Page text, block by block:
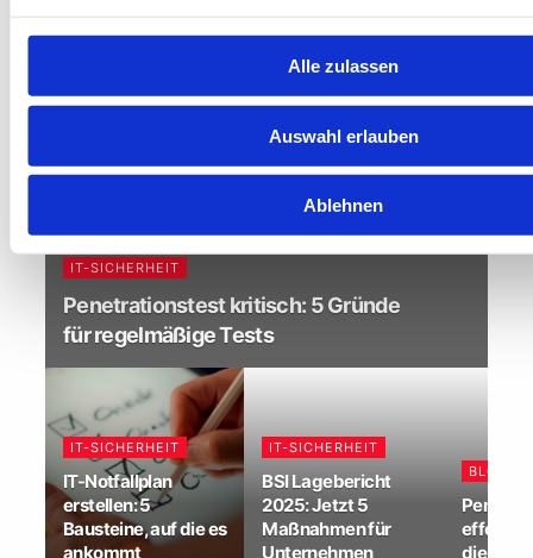
Alle zulassen
Auswahl erlauben
Ablehnen
IT-SICHERHEIT
Penetrationstest kritisch: 5 Gründe
für regelmäßige Tests
IT-SICHERHEIT
IT-Notfallplan
erstellen: 5
Bausteine, auf die es
ankommt
IT-SICHERHEIT
BSI Lagebericht
2025: Jetzt 5
Maßnahmen für
Unternehmen
BLOG-
effektiv:
die